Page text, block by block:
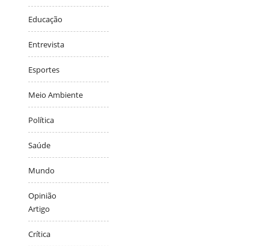
Educação
Entrevista
Esportes
Meio Ambiente
Política
Saúde
Mundo
Opinião
Artigo
Crítica